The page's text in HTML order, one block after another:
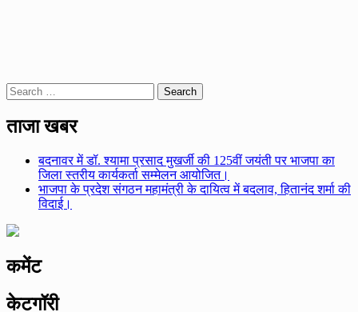
Search
for:
ताजा खबर
बदनावर में डॉ. श्यामा प्रसाद मुखर्जी की 125वीं जयंती पर भाजपा का
जिला स्तरीय कार्यकर्ता सम्मेलन आयोजित।
भाजपा के प्रदेश संगठन महामंत्री के दायित्व में बदलाव, हितानंद शर्मा की
विदाई।
कमेंट
केटगॉरी